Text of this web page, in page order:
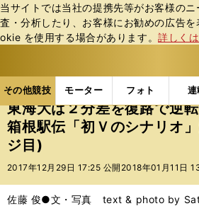
当サイトでは当社の提携先等がお客様の
査・分析したり、お客様にお勧めの広告
okie を使⽤する場合があります。詳しく
その他競技 モーター フォト 連
ス
ポ
ル
テ
ー
バ
その他競技の記事一覧 陸上
東海大は２分差を復路で逆
箱根駅伝「初Ｖのシナリオ
ジ目)
2017年12月29日 17:25 公開 2018年01月11日
佐藤 俊●文・写真 text & photo by